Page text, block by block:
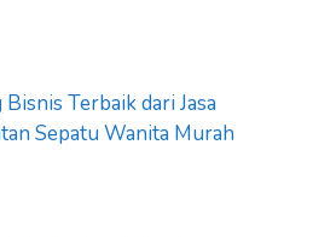
Terbaik dari Jasa
Sepatu Wanita Murah